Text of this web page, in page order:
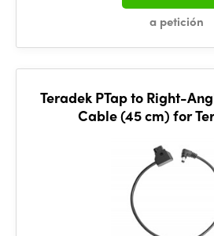
a petición
Teradek PTap to Right-
Cable (45 cm) for